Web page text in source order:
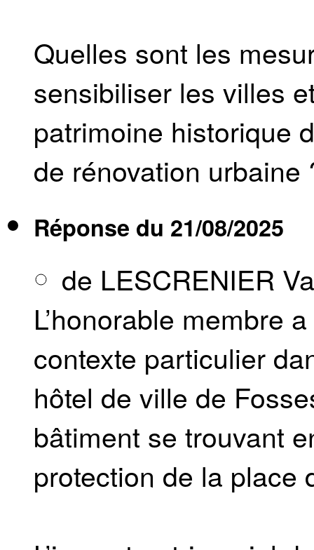
Quelles sont les
sensibiliser les villes
patrimoine historique
de rénovation urbaine
Réponse du 21/08/2025
de LESCRENIER
L’honorable membre
contexte particulier
hôtel de ville de
bâtiment se trouvant
protection de la place